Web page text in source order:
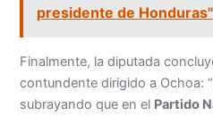
presidente de Honduras"
Finalmente, la diputada
contundente dirigido a Ochoa:
subrayando que en el Partido